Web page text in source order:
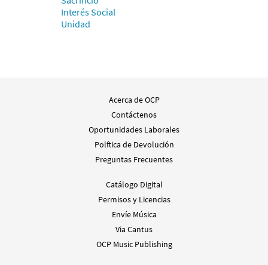
Interés Social
Unidad
Acerca de OCP
Contáctenos
Oportunidades Laborales
Polftica de Devolución
Preguntas Frecuentes
Catálogo Digital
Permisos y Licencias
Envíe Música
Via Cantus
OCP Music Publishing